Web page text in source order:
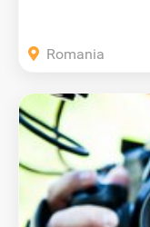
Romania